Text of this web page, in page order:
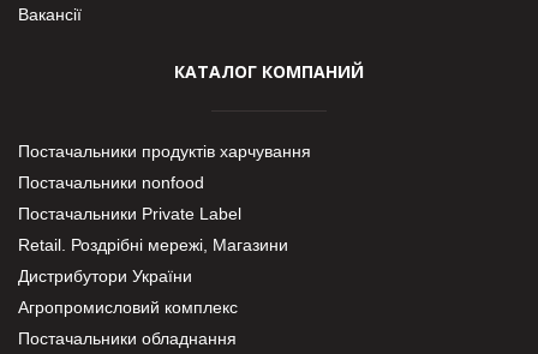
Вакансії
КАТАЛОГ КОМПАНИЙ
Постачальники продуктів харчування
Постачальники nonfood
Постачальники Private Label
Retail. Роздрібні мережі, Магазини
Дистрибутори України
Агропромисловий комплекс
Постачальники обладнання